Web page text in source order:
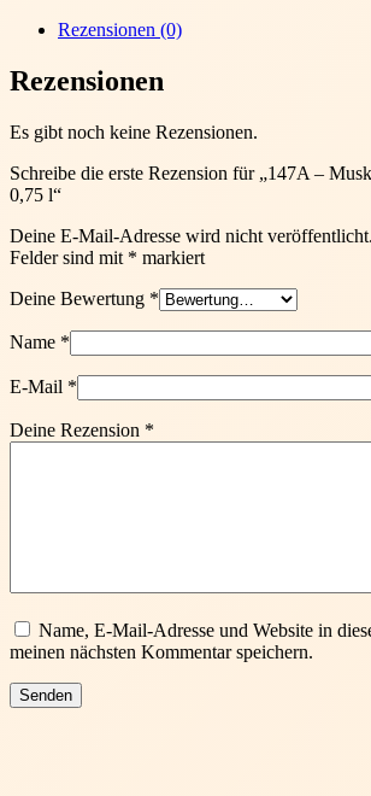
Rezensionen (0)
Rezensionen
Es gibt noch keine Rezensionen.
Schreibe die erste Rezension für „147A –
0,75 l“
Deine E-Mail-Adresse wird nicht veröffentlicht.
Felder sind mit * markiert
Deine Bewertung *
Name *
E-Mail *
Deine Rezension *
Name, E-Mail-Adresse und Website in
meinen nächsten Kommentar speichern.
Senden